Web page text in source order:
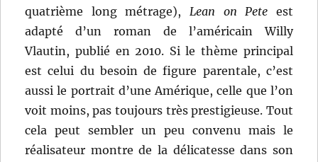
quatrième long métrage), Lean on Pete est
adapté d’un roman de l’américain Willy
Vlautin, publié en 2010. Si le thème principal
est celui du besoin de figure parentale, c’est
aussi le portrait d’une Amérique, celle que l’on
voit moins, pas toujours très prestigieuse. Tout
cela peut sembler un peu convenu mais le
réalisateur montre de la délicatesse dans son